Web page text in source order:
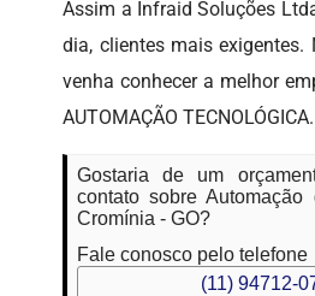
Assim a Infraid Soluções
dia, clientes mais exigentes.
venha conhecer a melhor
AUTOMAÇÃO TECNOLÓGICA.
Gostaria de um
contato sobre
Cromínia - GO?
Fale conosco pelo telefone
(11) 94712-